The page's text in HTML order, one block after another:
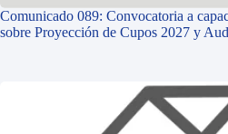
Comunicado 089: Convocatoria a
sobre Proyección de Cupos 2027 y